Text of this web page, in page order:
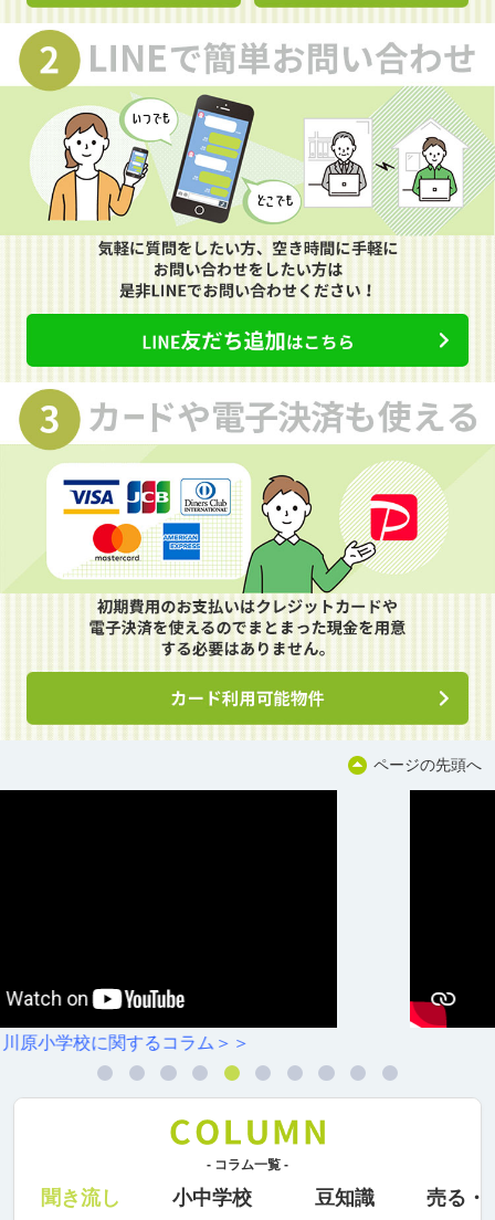
ページの先頭へ
円上中学校に関するコラム＞＞
- コラム一覧 -
聞き流し 小中学校 豆知識 売る・